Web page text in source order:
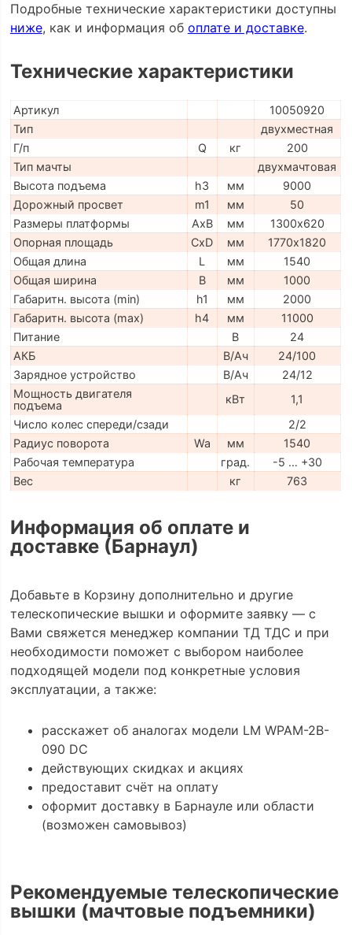
Подробные технические характеристики доступны
ниже, как и информация об оплате и доставке.
Технические характеристики
Артикул
10050920
Тип
двухместная
Г/п
Q кг
200
Тип мачты
двухмачтовая
Высота подъема
h3 мм
9000
Дорожный просвет
m1 мм
50
Размеры платформы
AxB мм
1300х620
Опорная площадь
CxD мм
1770х1820
Общая длина
L мм
1540
Общая ширина
B мм
1000
Габаритн. высота (min)
h1 мм
2000
Габаритн. высота (max)
h4 мм
11000
Питание
В
24
АКБ
В/Ач
24/100
Зарядное устройство
В/Ач
24/12
Мощность двигателя
подъема
кВт
1,1
Число колес спереди/сзади
2/2
Радиус поворота
Wa мм
1540
Рабочая температура
град.
-5 … +30
Вес
кг 763
Информация об оплате и
доставке (Барнаул)
Добавьте в Корзину дополнительно и другие
телескопические вышки и оформите заявку — с
Вами свяжется менеджер компании ТД ТДС и при
необходимости поможет с выбором наиболее
подходящей модели под конкретные условия
эксплуатации, а также:
расскажет об аналогах модели LM WPAM-2B-
090 DC
действующих скидках и акциях
предоставит счёт на оплату
оформит доставку в Барнауле или области
(возможен самовывоз)
Рекомендуемые телескопические
вышки (мачтовые подъемники)